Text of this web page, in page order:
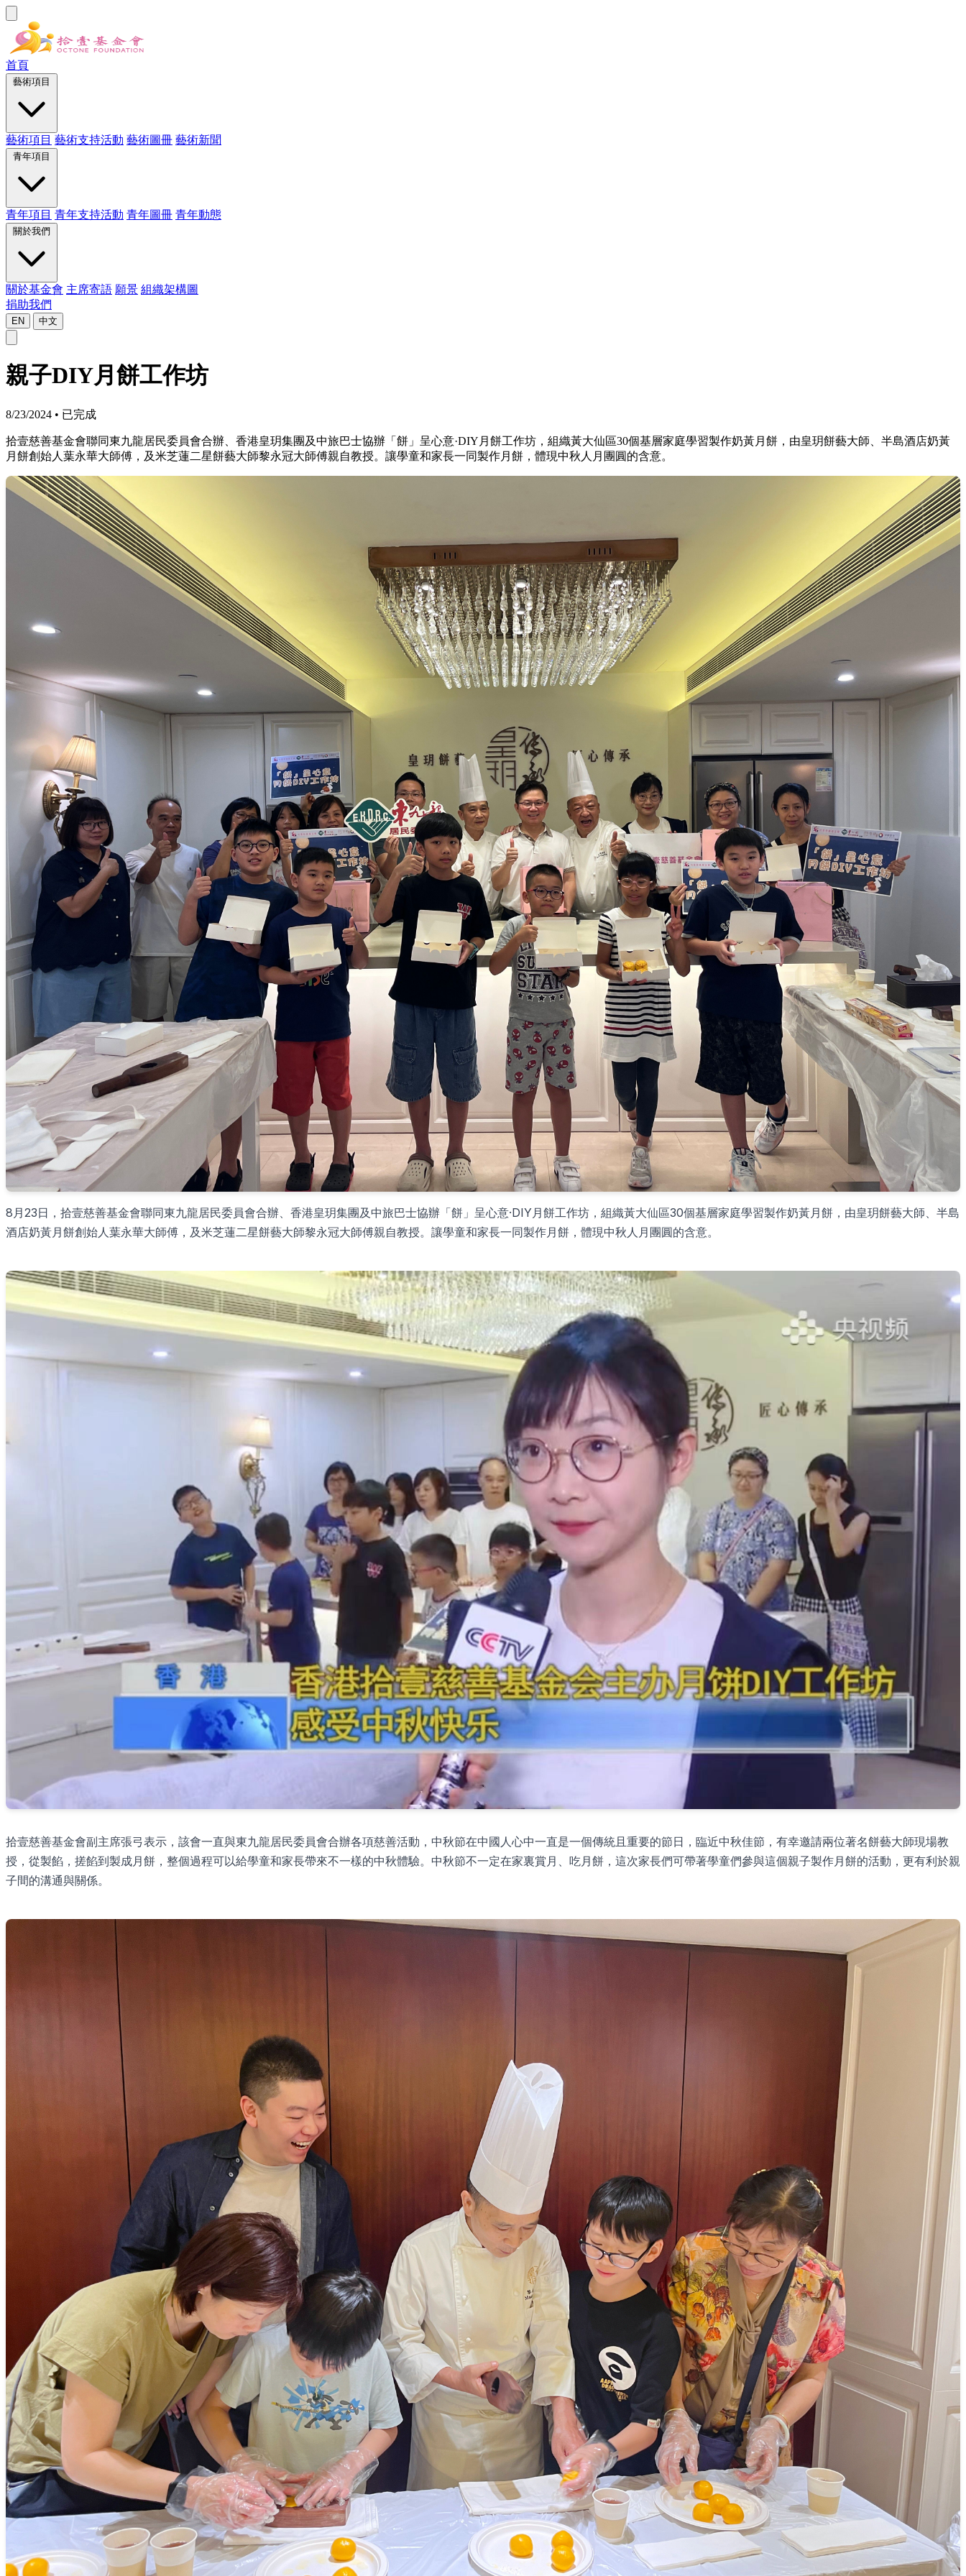
首頁
藝術項目 藝術支持活動 藝術圖冊 藝術新聞
青年項目 青年支持活動 青年圖冊 青年動態
關於基金會 主席寄語 願景 組織架構圖
捐助我們
EN 中文
親子DIY月餅工作坊
8/23/2024 • 已完成
拾壹慈善基金會聯同東九龍居民委員會合辦、香港皇玥集團及中旅巴士協辦「餅」呈心意·DIY月餅工作坊，組織黃大仙區30個基層家庭學習製作奶黃月餅，由皇玥餅藝大師、半島酒店奶黃
月餅創始人葉永華大師傅，及米芝蓮二星餅藝大師黎永冠大師傅親自教授。讓學童和家長一同製作月餅，體現中秋人月團圓的含意。
8月23日，拾壹慈善基金會聯同東九龍居民委員會合辦、香港皇玥集團及中旅巴士協辦「餅」呈心意·DIY月餅工作坊，組織黃大仙區30個基層家庭學習製作奶黃月餅，由皇玥餅藝大師、半島
酒店奶黃月餅創始人葉永華大師傅，及米芝蓮二星餅藝大師黎永冠大師傅親自教授。讓學童和家長一同製作月餅，體現中秋人月團圓的含意。
拾壹慈善基金會副主席張弓表示，該會一直與東九龍居民委員會合辦各項慈善活動，中秋節在中國人心中一直是一個傳統且重要的節日，臨近中秋佳節，有幸邀請兩位著名餅藝大師現場教
授，從製餡，搓餡到製成月餅，整個過程可以給學童和家長帶來不一樣的中秋體驗。中秋節不一定在家裏賞月、吃月餅，這次家長們可帶著學童們參與這個親子製作月餅的活動，更有利於親
子間的溝通與關係。